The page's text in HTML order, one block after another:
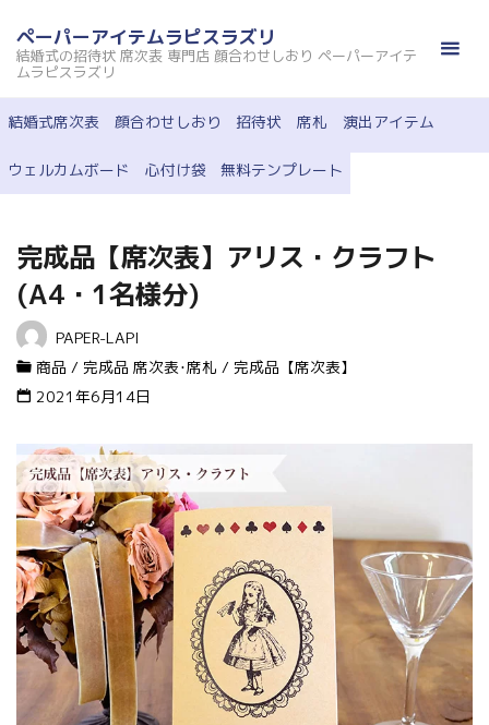
ン
ツ
へ
ス
ペーパーアイテムラピスラズリ
結婚式の招待状 席次表 専門店 顔合わせしおり ペーパーアイテ
ムラピスラズリ
結婚式席次表 顔合わせしおり 招待状 席札 演出アイテム
ウェルカムボード 心付け袋 無料テンプレート
完成品【席次表】アリス・クラフト
(A4・1名様分)
PAPER-LAPI
商品 / 完成品 席次表･席札 / 完成品【席次表】
2021年6月14日